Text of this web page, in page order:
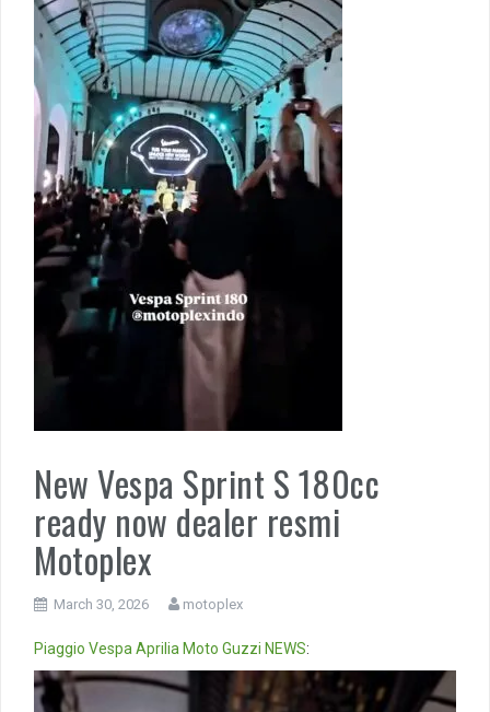
New Vespa Sprint S 180cc
ready now dealer resmi
Motoplex
March 30, 2026 motoplex
Piaggio Vespa Aprilia Moto Guzzi NEWS:
Video
Player